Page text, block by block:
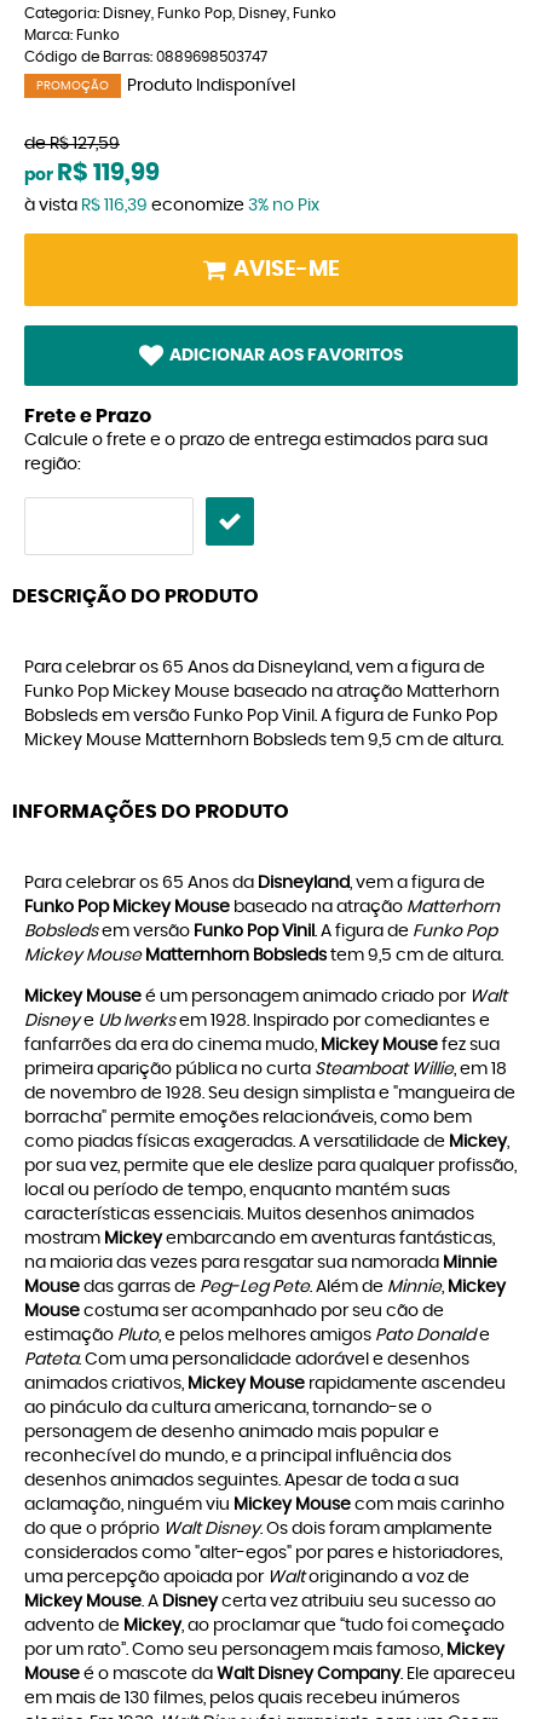
Categoria: Disney Funko Pop Disney Funko
Marca: Funko
Código de Barras: 0889698503747
PROMOÇÃO Produto Indisponível
de R$ 127,59
por R$ 119,99
à vista R$ 116,39 economize 3% no Pix
AVISE-ME
ADICIONAR AOS FAVORITOS
Frete e Prazo
Calcule o frete e o prazo de entrega estimados para sua
região:
DESCRIÇÃO DO PRODUTO
Para celebrar os 65 Anos da Disneyland, vem a figura de
Funko Pop Mickey Mouse baseado na atração Matterhorn
Bobsleds em versão Funko Pop Vinil. A figura de Funko Pop
Mickey Mouse Matternhorn Bobsleds tem 9,5 cm de altura.
INFORMAÇÕES DO PRODUTO
Para celebrar os 65 Anos da Disneyland, vem a figura de
Funko Pop Mickey Mouse baseado na atração Matterhorn
Bobsledsem versão Funko Pop Vinil . A figura de Funko Pop
Mickey Mouse Matternhorn Bobsleds tem 9,5 cm de altura.
Mickey Mouse é um personagem animado criado por Walt
Disneye Ub Iwerksem 1928. Inspirado por comediantes e
fanfarrões da era do cinema mudo, Mickey Mouse fez sua
primeira aparição pública no curta Steamboat Willie, em 18
de novembro de 1928. Seu design simplista e "mangueira de
borracha" permite emoções relacionáveis, como bem
como piadas físicas exageradas. A versatilidade de Mickey,
por sua vez, permite que ele deslize para qualquer profissão,
local ou período de tempo, enquanto mantém suas
características essenciais. Muitos desenhos animados
mostram Mickeyembarcando em aventuras fantásticas,
na maioria das vezes para resgatar sua namorada Minnie
Mouse das garras de Peg-Leg Pete. Além de Minnie, Mickey
Mouse costuma ser acompanhado por seu cão de
estimação Pluto, e pelos melhores amigos Pato Donalde
Pateta. Com uma personalidade adorável e desenhos
animados criativos, Mickey Mouse rapidamente ascendeu
ao pináculo da cultura americana, tornando-se o
personagem de desenho animado mais popular e
reconhecível do mundo, e a principal influência dos
desenhos animados seguintes. Apesar de toda a sua
aclamação, ninguém viu Mickey Mouse com mais carinho
do que o próprio Walt Disney. Os dois foram amplamente
considerados como "alter-egos" por pares e historiadores,
uma percepção apoiada por Waltoriginando a voz de
Mickey Mouse. A Disneycerta vez atribuiu seu sucesso ao
advento de Mickey, ao proclamar que “tudo foi começado
por um rato”. Como seu personagem mais famoso, Mickey
Mouse é o mascote da Walt Disney Company. Ele apareceu
em mais de 130 filmes, pelos quais recebeu inúmeros